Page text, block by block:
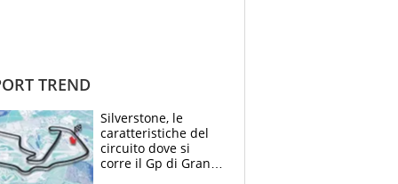
TREND
Silverstone, le
caratteristiche del
circuito dove si
corre il Gp di Gran